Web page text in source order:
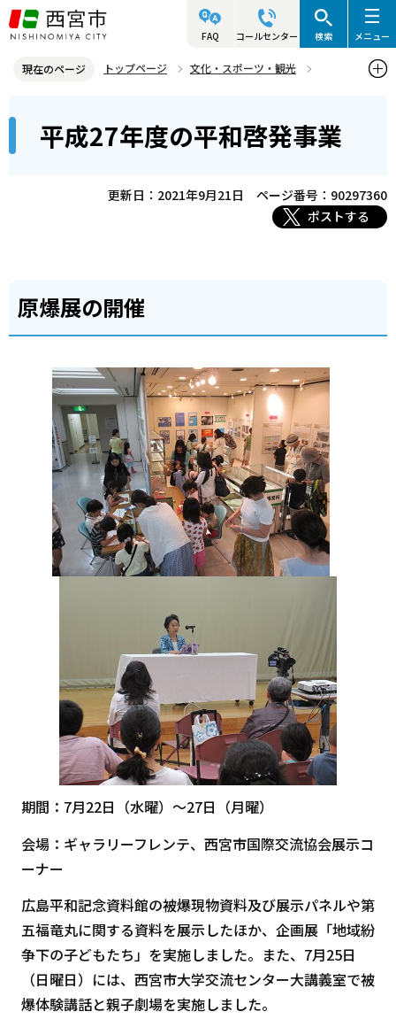
こ
の
ジ
先
FAQ コールセンター 検索 メニュー
現在のページ トップページ
文化・スポーツ・観光
平成27年度の平和啓発事業
こ
平成27年度の平和啓発事業
更新日：2021年9月21日
ページ番号：90297360
ポストする
原爆展の開催
期間：7月22日（水曜）～27日（月曜）
会場：ギャラリーフレンテ、西宮市国際交流協会展示コ
ーナー
広島平和記念資料館の被爆現物資料及び展示パネルや第
五福竜丸に関する資料を展示したほか、企画展「地域紛
争下の子どもたち」を実施しました。また、7月25日
（日曜日）には、西宮市大学交流センター大講義室で被
爆体験講話と親子劇場を実施しました。